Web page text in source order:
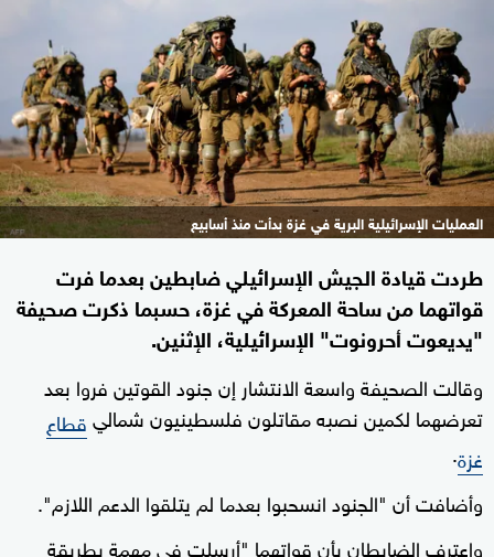
العمليات الإسرائيلية البرية في غزة بدأت منذ أسابيع
طردت قيادة الجيش الإسرائيلي ضابطين بعدما فرت
قواتهما من ساحة المعركة في غزة، حسبما ذكرت صحيفة
"يديعوت أحرونوت" الإسرائيلية، الإثنين.
وقالت الصحيفة واسعة الانتشار إن جنود القوتين فروا بعد
تعرضهما لكمين نصبه مقاتلون فلسطينيون شماليقطاع
غزة.
وأضافت أن "الجنود انسحبوا بعدما لم يتلقوا الدعم اللازم".
واعترف الضابطان بأن قواتهما "أرسلت في مهمة بطريقة